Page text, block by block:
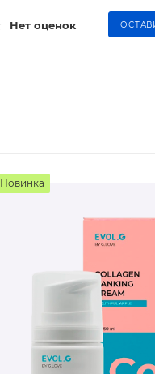
Нет оценок
Новинка